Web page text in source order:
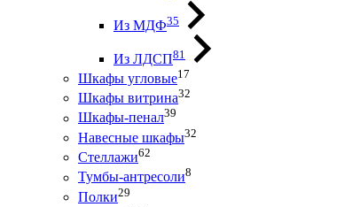
Из МДФ35
Из ЛДСП81
Шкафы угловые17
Шкафы витрина32
Шкафы-пенал39
Навесные шкафы32
Стеллажи62
Тумбы-антресоли8
Полки29